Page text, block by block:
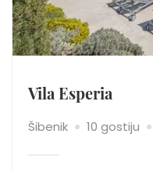
Vila Esperia
Šibenik 10 gostiju